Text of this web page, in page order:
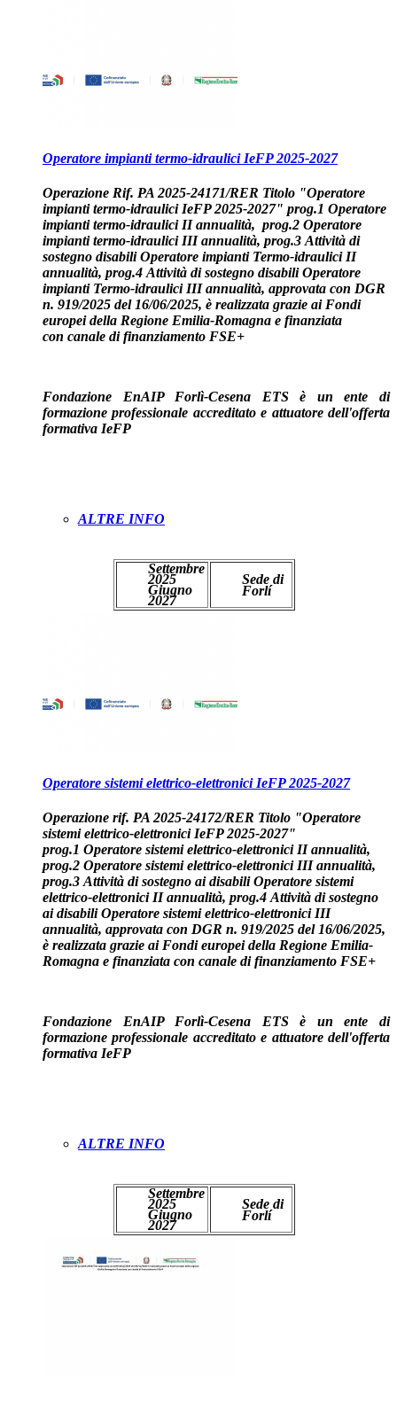
Operatore impianti termo-idraulici IeFP 2025-2027
Operazione Rif. PA 2025-24171/RER Titolo "Operatore
impianti termo-idraulici IeFP 2025-2027" prog.1 Operatore
impianti termo-idraulici II annualità, prog.2 Operatore
impianti termo-idraulici III annualità, prog.3 Attività di
sostegno disabili Operatore impianti Termo-idraulici II
annualità, prog.4 Attività di sostegno disabili Operatore
impianti Termo-idraulici III annualità, approvata con DGR
n. 919/2025 del 16/06/2025, è realizzata grazie ai Fondi
europei della Regione Emilia-Romagna e finanziata
con canale di finanziamento FSE+
Fondazione EnAIP Forlì-Cesena ETS è un ente di
formazione professionale accreditato e attuatore dell'offerta
formativa IeFP
ALTRE INFO
Settembre
2025
Giugno
2027
Sede di
Forlí
Operatore sistemi elettrico-elettronici IeFP 2025-2027
Operazione rif. PA 2025-24172/RER Titolo "Operatore
sistemi elettrico-elettronici IeFP 2025-2027"
prog.1 Operatore sistemi elettrico-elettronici II annualità,
prog.2 Operatore sistemi elettrico-elettronici III annualità,
prog.3 Attività di sostegno ai disabili Operatore sistemi
elettrico-elettronici II annualità, prog.4 Attività di sostegno
ai disabili Operatore sistemi elettrico-elettronici III
annualità, approvata con DGR n. 919/2025 del 16/06/2025,
è realizzata grazie ai Fondi europei della Regione Emilia-
Romagna e finanziata con canale di finanziamento FSE+
Fondazione EnAIP Forlì-Cesena ETS è un ente di
formazione professionale accreditato e attuatore dell'offerta
formativa IeFP
ALTRE INFO
Settembre
2025
Giugno
2027
Sede di
Forlí